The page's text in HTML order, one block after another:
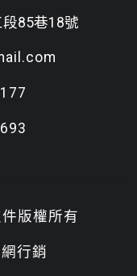
85巷18號
版權所有
行銷